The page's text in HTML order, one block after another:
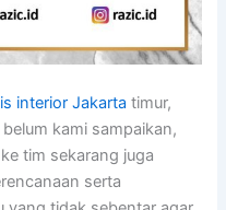
interior Jakarta timur,
kami sampaikan,
tim sekarang juga
serta